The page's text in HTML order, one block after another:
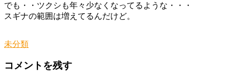
でも・・ツクシも年々少なくなってるような・・・
スギナの範囲は増えてるんだけど。
未分類
コメントを残す